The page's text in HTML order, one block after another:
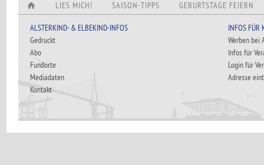
LIES MICH! SAISON-TIPPS GEBURTSTAGE FEIERN
ALSTERKIND- & ELBEKIND-INFOS
Gedruckt
Abo
Fundorte
Mediadaten
Kontakt
INFOS FÜR
Werben bei
Infos für
Login für
Adresse